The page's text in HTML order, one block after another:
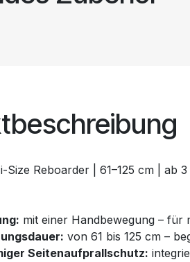
Size Reboarder | 61–125 cm | ab
mit einer Handbewegung – für
von 61 bis 125 cm –
Seitenaufprallschutz: